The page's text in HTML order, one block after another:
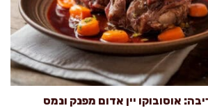
אוסובוקו יין אדום מפנק ונמס